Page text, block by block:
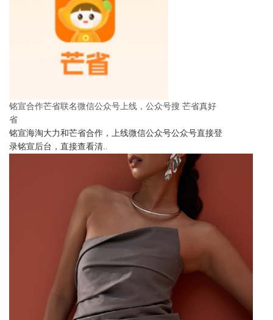
铭宣合作芒省联名微信公众号上线，公众号搜 芒省真好
省
铭宣海淘大力和芒省合作，上线微信公众号公众号直接登
录铭宣后台，直接查看清..